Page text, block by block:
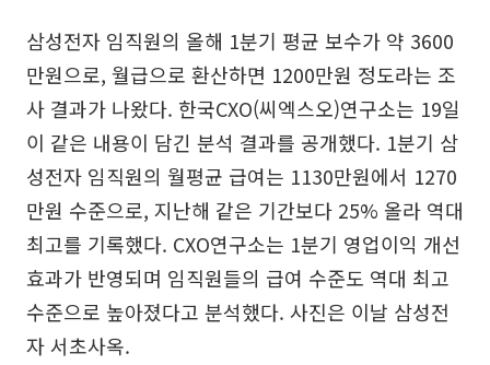
삼성전자 임직원의 올해 1분기 평균 보수가 약 3600
만원으로, 월급으로 환산하면 1200만원 정도라는 조
사 결과가 나왔다. 한국CXO(씨엑스오)연구소는 19일
이 같은 내용이 담긴 분석 결과를 공개했다. 1분기 삼
성전자 임직원의 월평균 급여는 1130만원에서 1270
만원 수준으로, 지난해 같은 기간보다 25% 올라 역대
최고를 기록했다. CXO연구소는 1분기 영업이익 개선
효과가 반영되며 임직원들의 급여 수준도 역대 최고
수준으로 높아졌다고 분석했다. 사진은 이날 삼성전
자 서초사옥.